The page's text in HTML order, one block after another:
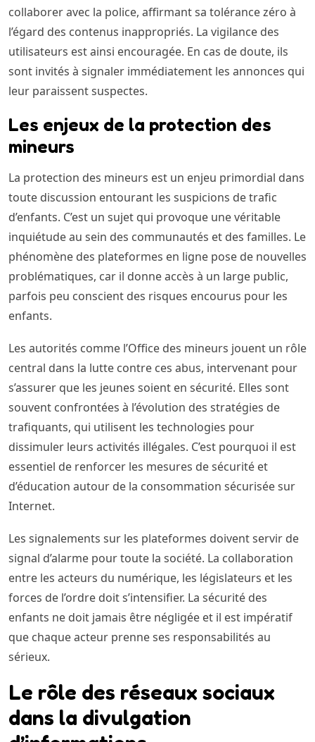
collaborer avec la police, affirmant sa tolérance zéro à
l’égard des contenus inappropriés. La vigilance des
utilisateurs est ainsi encouragée. En cas de doute, ils
sont invités à signaler immédiatement les annonces qui
leur paraissent suspectes.
Les enjeux de la protection des
mineurs
La protection des mineurs est un enjeu primordial dans
toute discussion entourant les suspicions de trafic
d’enfants. C’est un sujet qui provoque une véritable
inquiétude au sein des communautés et des familles. Le
phénomène des plateformes en ligne pose de nouvelles
problématiques, car il donne accès à un large public,
parfois peu conscient des risques encourus pour les
enfants.
Les autorités comme l’Office des mineurs jouent un rôle
central dans la lutte contre ces abus, intervenant pour
s’assurer que les jeunes soient en sécurité. Elles sont
souvent confrontées à l’évolution des stratégies de
trafiquants, qui utilisent les technologies pour
dissimuler leurs activités illégales. C’est pourquoi il est
essentiel de renforcer les mesures de sécurité et
d’éducation autour de la consommation sécurisée sur
Internet.
Les signalements sur les plateformes doivent servir de
signal d’alarme pour toute la société. La collaboration
entre les acteurs du numérique, les législateurs et les
forces de l’ordre doit s’intensifier. La sécurité des
enfants ne doit jamais être négligée et il est impératif
que chaque acteur prenne ses responsabilités au
sérieux.
Le rôle des réseaux sociaux
dans la divulgation